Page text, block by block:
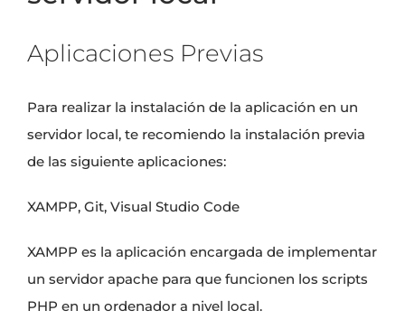
Aplicaciones Previas
Para realizar la instalación de la aplicación en un
servidor local, te recomiendo la instalación previa
de las siguiente aplicaciones:
XAMPP, Git, Visual Studio Code
XAMPP es la aplicación encargada de implementar
un servidor apache para que funcionen los scripts
PHP en un ordenador a nivel local.